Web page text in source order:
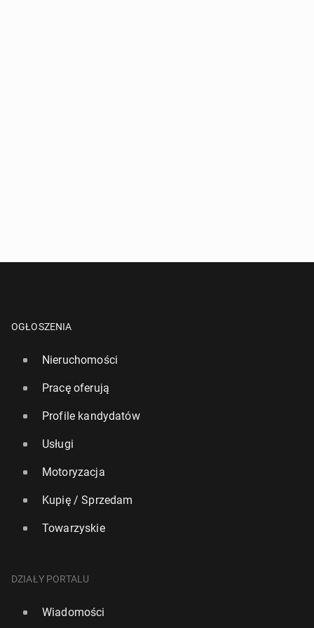
Szwaj­ca­ria: Pokrywa śnieżna w Alpach staje się w
OGŁOSZENIA
Nieruchomości
Pracę oferują
Profile kandydatów
Usługi
Motoryzacja
Kupię / Sprzedam
Towarzyskie
DZIAŁY PORTALU
Wiadomości